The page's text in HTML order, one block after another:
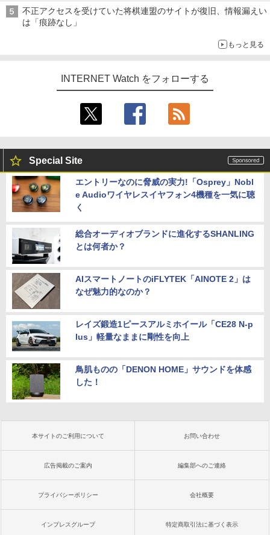
不正アクセスを受けていた将棋連盟のサイトが復旧、情報漏えい
は「痕跡なし」
もっと見る
INTERNET Watch をフォローする
Special Site
エントリーなのに脅威の実力!「Osprey」Nobl
e Audioワイヤレスイヤフォン4機種を一気に聴
く
総合オーディオブランドに進化するSHANLING
とは何者か？
AIスマートノートのiFLYTEK「AINOTE 2」は
なぜ魅力的なのか？
レイズ鍛造1ピースアルミホイール「CE28 N-p
lus」軽量なままに剛性を向上
鳥肌ものの「DENON HOME」サウンドを体感
した！
本サイトのご利用について お問い合わせ
広告掲載のご案内 編集部へのご連絡
プライバシーポリシー 会社概要
インプレスグループ 特定商取引法に基づく表示